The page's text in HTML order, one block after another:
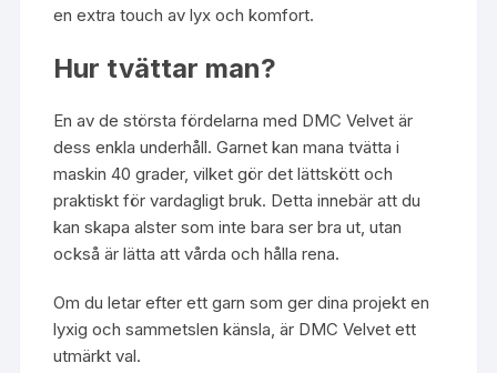
en extra touch av lyx och komfort.
Hur tvättar man?
En av de största fördelarna med DMC Velvet är
dess enkla underhåll. Garnet kan mana tvätta i
maskin 40 grader, vilket gör det lättskött och
praktiskt för vardagligt bruk. Detta innebär att du
kan skapa alster som inte bara ser bra ut, utan
också är lätta att vårda och hålla rena.
Om du letar efter ett garn som ger dina projekt en
lyxig och sammetslen känsla, är DMC Velvet ett
utmärkt val.